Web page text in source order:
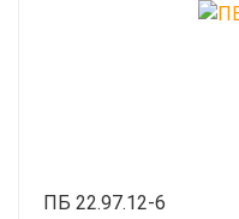
ПБ 22.97.12-6